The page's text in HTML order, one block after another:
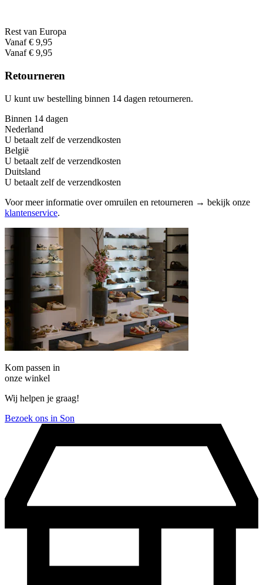
Rest van Europa
Vanaf € 9,95
Vanaf € 9,95
Retourneren
U kunt uw bestelling binnen 14 dagen retourneren.
Binnen 14 dagen
Nederland
U betaalt zelf de verzendkosten
België
U betaalt zelf de verzendkosten
Duitsland
U betaalt zelf de verzendkosten
Voor meer informatie over omruilen en retourneren → bekijk onze
klantenservice.
Kom passen in
onze winkel
Wij helpen je graag!
Bezoek ons in Son